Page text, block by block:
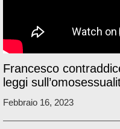
Francesco
leggi
Febbraio 16, 2023